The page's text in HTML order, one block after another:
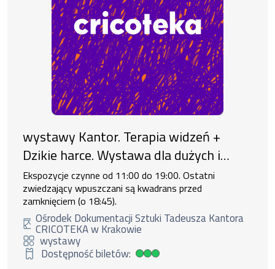
wystawy Kantor. Terapia widzeń +
Dzikie harce. Wystawa dla dużych i
małych
Ekspozycje czynne od 11:00 do 19:00. Ostatni
zwiedzający wpuszczani są kwadrans przed
zamknięciem (o 18:45).
Ośrodek Dokumentacji Sztuki Tadeusza Kantora
CRICOTEKA w Krakowie
wystawy
Dostępność biletów:
Duża dostępność biletów